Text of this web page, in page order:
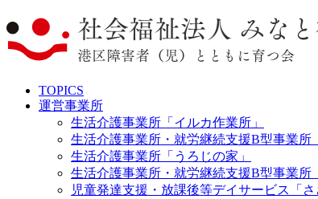
TOPICS
運営事業所
生活介護事業所「イルカ作業所」
生活介護事業所・就労継続支援B型事業所
生活介護事業所「うろじの家」
生活介護事業所・就労継続支援B型事業所
児童発達支援・放課後等デイサービス「さ